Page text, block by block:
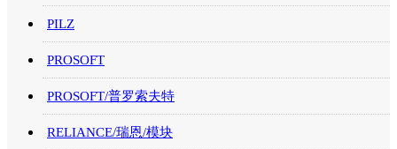
PILZ
PROSOFT
PROSOFT/普罗索夫特
RELIANCE/瑞恩/模块